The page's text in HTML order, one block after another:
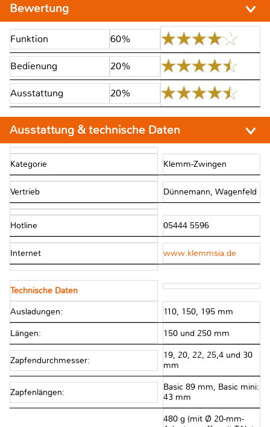
Bewertung
Funktion 60%
Bedienung 20%
Ausstattung 20%
Ausstattung & technische Daten
Kategorie Klemm-Zwingen
Vertrieb Dünnemann, Wagenfeld
Hotline 05444 5596
Internet www.klemmsia.de
Technische Daten
Ausladungen: 110, 150, 195 mm
Längen: 150 und 250 mm
Zapfendurchmesser:
19, 20, 22, 25,4 und 30
mm
Zapfenlängen:
Basic 89 mm, Basic mini:
43 mm
480 g (mit Ø 20-mm-